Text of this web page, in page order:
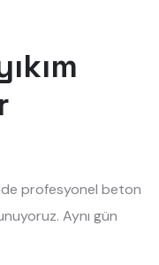
profesyonel beton
Aynı gün